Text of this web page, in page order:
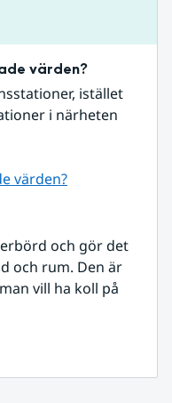
värden?
istället
i närheten
värden?
och gör det
och rum. Den är
vill ha koll på